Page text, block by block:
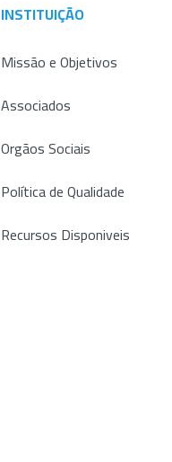
INSTITUIÇÃO
Missão e Objetivos
Associados
Orgãos Sociais
Política de Qualidade
Recursos Disponiveis